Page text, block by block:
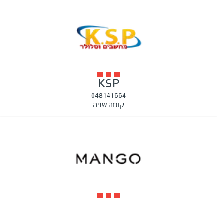
KSP
048141664
קומה שניה